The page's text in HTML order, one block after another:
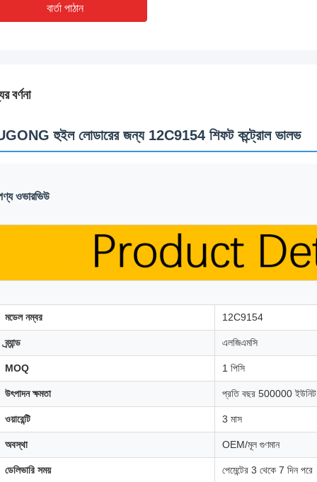
বার্তা পাঠান
বর্ণনা
হুইল লোডারের জন্য 12C9154 শিফট কন্ট্রোল ভালভ
ওভারভিউ
মডেল নম্বর 12C9154
ব্র্যান্ড এলজিএমসি
MOQ 1 পিসি
উৎপাদন ক্ষমতা প্রতি বছর 500000 ইউনিট
ওয়ারেন্টি 3 মাস
অবস্থা OEM/মূল গুণমান
ডেলিভারি সময় পেমেন্টের 3 থেকে 7 দিন পরে